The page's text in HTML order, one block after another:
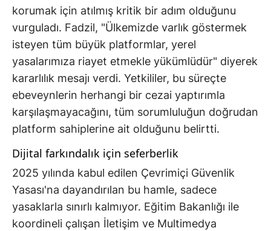
korumak için atılmış kritik bir adım olduğunu
vurguladı. Fadzil, "Ülkemizde varlık göstermek
isteyen tüm büyük platformlar, yerel
yasalarımıza riayet etmekle yükümlüdür" diyerek
kararlılık mesajı verdi. Yetkililer, bu süreçte
ebeveynlerin herhangi bir cezai yaptırımla
karşılaşmayacağını, tüm sorumluluğun doğrudan
platform sahiplerine ait olduğunu belirtti.
Dijital farkındalık için seferberlik
2025 yılında kabul edilen Çevrimiçi Güvenlik
Yasası'na dayandırılan bu hamle, sadece
yasaklarla sınırlı kalmıyor. Eğitim Bakanlığı ile
koordineli çalışan İletişim ve Multimedya